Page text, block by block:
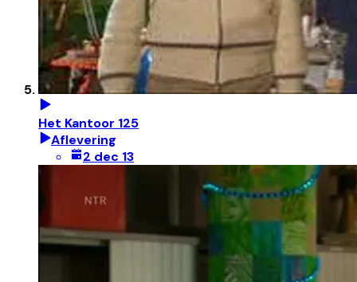
Het Kantoor 125
Aflevering
2 dec 13